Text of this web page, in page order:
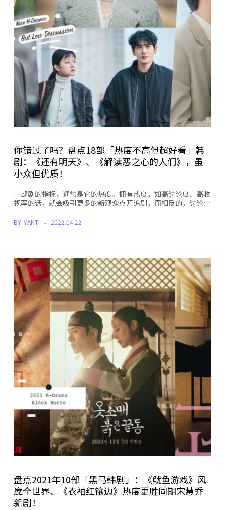
你错过了吗？盘点18部「热度不高但超好看」韩
剧：《还有明天》、《解读恶之心的人们》，虽
小众但优质！
一部剧的指标，通常是它的热度。拥有热度，如高讨论度、高收
视率的话，就会吸引更多的新观众点开追剧，而相反的，讨论…
BY YANTI 2022.04.22
盘点2021年10部「黑马韩剧」：《鱿鱼游戏》风
靡全世界、《衣袖红镶边》热度更胜同期宋慧乔
新剧！